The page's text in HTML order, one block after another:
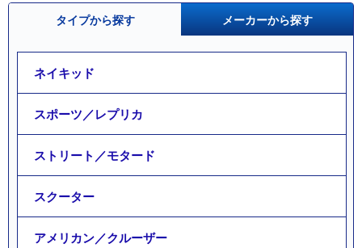
タイプから探す メーカーから探す
ネイキッド
スポーツ／レプリカ
ストリート／モタード
スクーター
アメリカン／クルーザー